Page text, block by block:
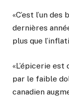
«C’est l’un
dernières
plus que
«L’épicerie
par le faible
canadien